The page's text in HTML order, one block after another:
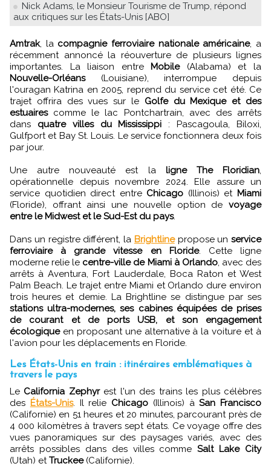
Nick Adams, le Monsieur Tourisme de Trump, répond
aux critiques sur les États-Unis [ABO]
Amtrak, la compagnie ferroviaire nationale américaine, a
récemment annoncé la réouverture de plusieurs lignes
importantes. La liaison entre Mobile (Alabama) et la
Nouvelle-Orléans(Louisiane), interrompue depuis
l'ouragan Katrina en 2005, reprend du service cet été. Ce
trajet offrira des vues sur le Golfe du Mexique et des
estuairescomme le lac Pontchartrain, avec des arrêts
dans quatre villes du Mississippi : Pascagoula, Biloxi,
Gulfport et Bay St. Louis. Le service fonctionnera deux fois
par jour.
Une autre nouveauté est la ligne The Floridian,
opérationnelle depuis novembre 2024. Elle assure un
service quotidien direct entre Chicago (Illinois) et Miami
(Floride), offrant ainsi une nouvelle option de voyage
entre le Midwest et le Sud-Est du pays.
Dans un registre différent, la Brightlinepropose un service
ferroviaire à grande vitesse en Floride. Cette ligne
moderne relie le centre-ville de Miami à Orlando, avec des
arrêts à Aventura, Fort Lauderdale, Boca Raton et West
Palm Beach. Le trajet entre Miami et Orlando dure environ
trois heures et demie. La Brightline se distingue par ses
stations ultra-modernes, ses cabines équipées de prises
de courant et de ports USB, et son engagement
écologiqueen proposant une alternative à la voiture et à
l'avion pour les déplacements en Floride.
Les États-Unis en train : itinéraires emblématiques à
travers le pays
Le California Zephyrest l'un des trains les plus célèbres
des États-Unis. Il relie Chicago (Illinois) àSan Francisco
(Californie) en 51 heures et 20 minutes, parcourant près de
4 000 kilomètres à travers sept états. Ce voyage offre des
vues panoramiques sur des paysages variés, avec des
arrêts possibles dans des villes commeSalt Lake City
(Utah) etTruckee (Californie).